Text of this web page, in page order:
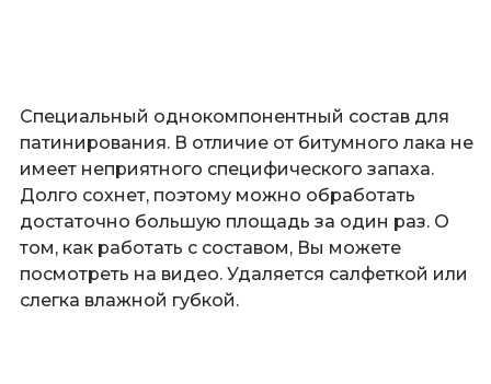
Специальный однокомпонентный состав для
патинирования. В отличие от битумного лака не
имеет неприятного специфического запаха.
Долго сохнет, поэтому можно обработать
достаточно большую площадь за один раз. О
том, как работать с составом, Вы можете
посмотреть на видео. Удаляется салфеткой или
слегка влажной губкой.